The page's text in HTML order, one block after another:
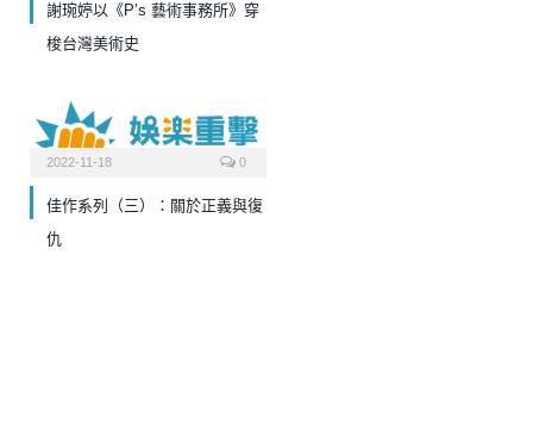
謝琬婷以《P’s 藝術事務所》穿
梭台灣美術史
2022-11-18 0
佳作系列（三）：關於正義與復
仇